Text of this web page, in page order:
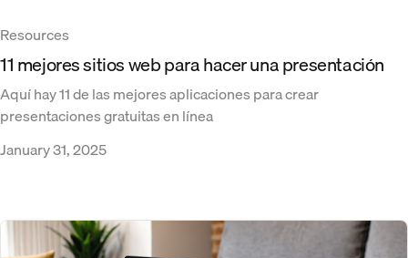
Resources
11 mejores sitios web para hacer una presentación
Aquí hay 11 de las mejores aplicaciones para crear
presentaciones gratuitas en línea
January 31, 2025